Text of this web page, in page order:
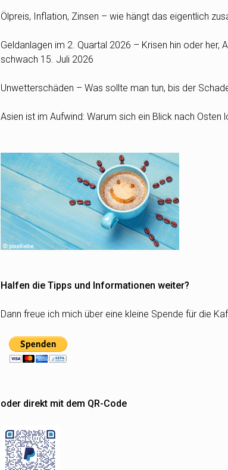
Ölpreis, Inflation, Zinsen – wie hängt das eigentlich
Geldanlagen im 2. Quartal 2026 – Krisen hin oder her,
schwach 15. Juli 2026
Unwetterschäden – Was sollte man tun, bis der
Asien ist im Aufwind: Warum sich ein Blick nach Osten
Halfen die Tipps und Informationen weiter?
Dann freue ich mich über eine kleine Spende für die
oder direkt mit dem QR-Code